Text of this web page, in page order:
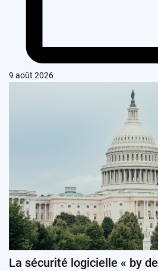
9 août 2026
La sécurité logicielle « by